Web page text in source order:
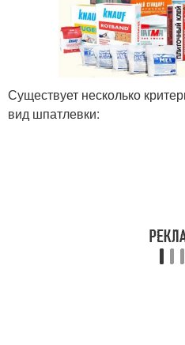
Существует несколько
вид шпатлевки: